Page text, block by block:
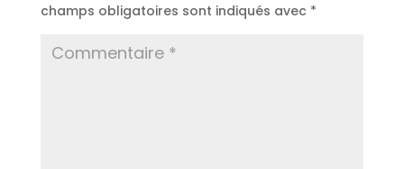
champs obligatoires sont indiqués avec *